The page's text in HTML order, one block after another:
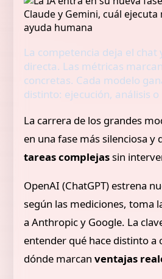
La competencia deja el chat
directa. Las métricas
concretas. Cada modelo
distinto: ejecución, análisis
La carrera de los grandes
en una fase más silenciosa y
tareas complejassin
OpenAI (ChatGPT) estrena
según las mediciones, toma
a Anthropic y Google. La
entender qué hace distinto a
dónde marcanventajas